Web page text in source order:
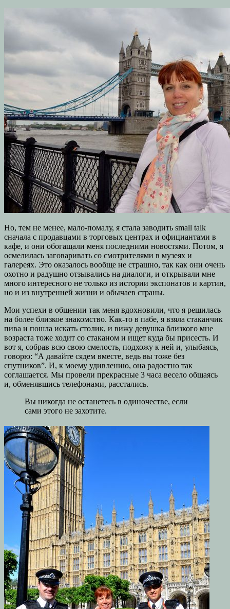
Но, тем не менее, мало-помалу, я стала заводить small talk
сначала с продавцами в торговых центрах и официантами в
кафе, и они обогащали меня последними новостями. Потом, я
осмелилась заговаривать со смотрителями в музеях и
галереях. Это оказалось вообще не страшно, так как они очень
охотно и радушно отзывались на диалоги, и открывали мне
много интересного не только из истории экспонатов и картин,
но и из внутренней жизни и обычаев страны.
Мои успехи в общении так меня вдохновили, что я решилась
на более близкое знакомство. Как-то в пабе, я взяла стаканчик
пива и пошла искать столик, и вижу девушка близкого мне
возраста тоже ходит со стаканом и ищет куда бы присесть. И
вот я, собрав всю свою смелость, подхожу к ней и, улыбаясь,
говорю: “А давайте сядем вместе, ведь вы тоже без
спутников”. И, к моему удивлению, она радостно так
соглашается. Мы провели прекрасные 3 часа весело общаясь
и, обменявшись телефонами, расстались.
Вы никогда не останетесь в одиночестве, если
сами этого не захотите.